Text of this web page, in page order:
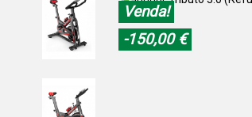
Venda!
-150,00 €